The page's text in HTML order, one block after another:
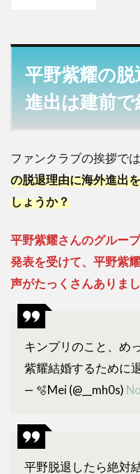
退理
由は
何？
海外
前で
す
る？
平野
紫耀
の脱
退理
何？
海外
進出
前？
と
め
平野紫耀の
進出は建前
ファンクラブの挨拶で
の脱退理由に海外進出
しょうか？
平野紫耀さんのグルー
発表を受けて、平野紫
声がたっくさんありまし
キンプリのこと、め
紫耀結婚するために
— 🫧Mei (@__mh0s)
平野脱退したら絶対